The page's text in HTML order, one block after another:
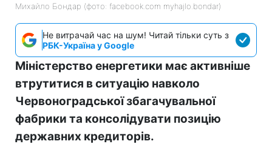
Михайло Бондар (фото: facebook.com myhajlo.bondar)
Не витрачай час на шум! Читай тільки суть з
РБК-Україна у Google
Міністерство енергетики має активніше
втрутитися в ситуацію навколо
Червоноградської збагачувальної
фабрики та консолідувати позицію
державних кредиторів.